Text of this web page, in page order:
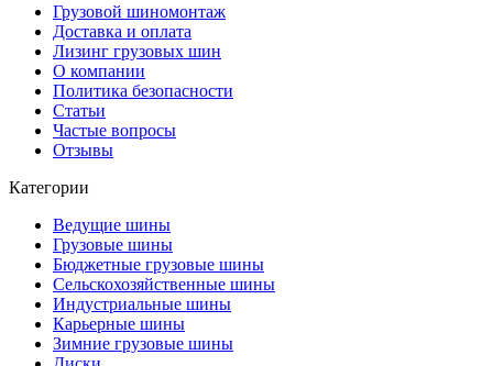
Грузовой шиномонтаж
Доставка и оплата
Лизинг грузовых шин
О компании
Политика безопасности
Статьи
Частые вопросы
Отзывы
Категории
Ведущие шины
Грузовые шины
Бюджетные грузовые шины
Сельскохозяйственные шины
Индустриальные шины
Карьерные шины
Зимние грузовые шины